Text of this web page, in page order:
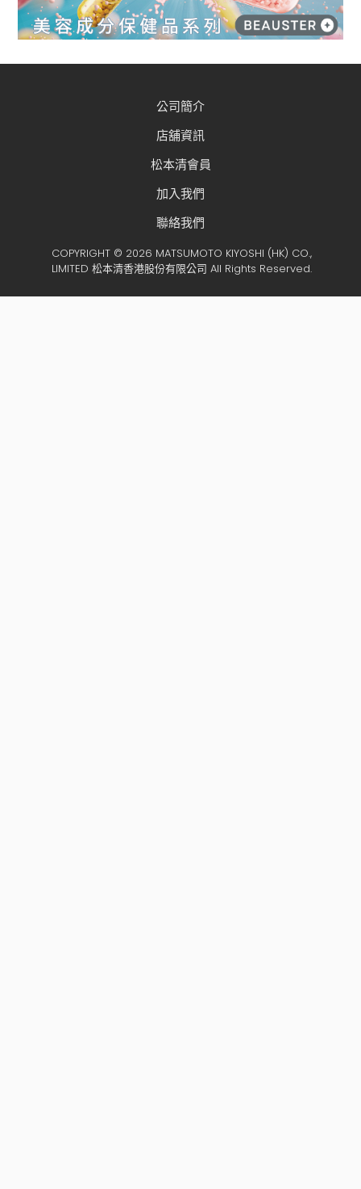
公司簡介
店舖資訊
松本清會員
加入我們
聯絡我們
COPYRIGHT © 2026 MATSUMOTO KIYOSHI (HK) CO.,
LIMITED 松本清香港股份有限公司 All Rights Reserved.